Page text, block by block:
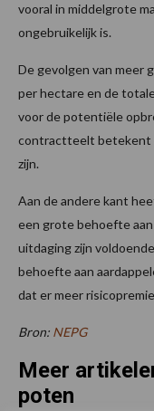
vooral in middelgrote
ongebruikelijk is.
De gevolgen van meer
per hectare en de
voor de potentiële
contractteelt betekent
zijn.
Aan de andere kant
een grote behoefte
uitdaging zijn
behoefte aan
dat er meer
Bron: NEPG
Meer
poten